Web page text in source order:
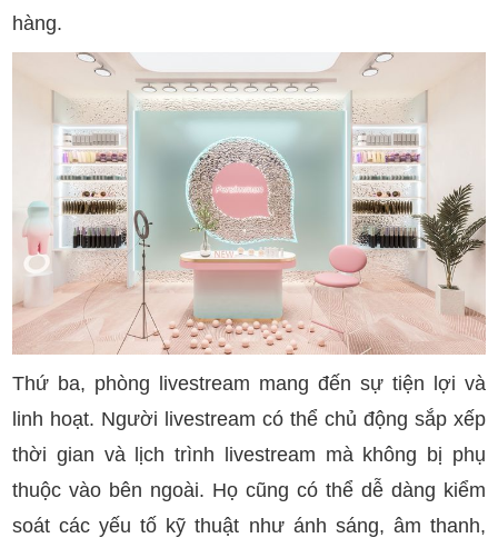
hàng.
Thứ ba, phòng livestream mang đến sự tiện lợi và
linh hoạt. Người livestream có thể chủ động sắp xếp
thời gian và lịch trình livestream mà không bị phụ
thuộc vào bên ngoài. Họ cũng có thể dễ dàng kiểm
soát các yếu tố kỹ thuật như ánh sáng, âm thanh,